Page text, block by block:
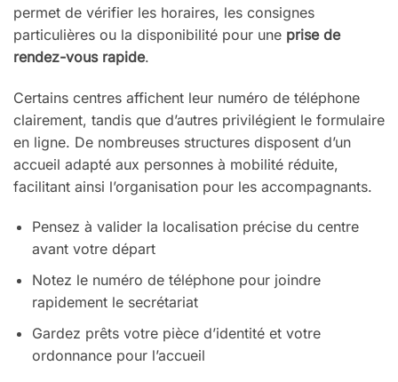
permet de vérifier les horaires, les consignes
particulières ou la disponibilité pour une prise de
rendez-vous rapide.
Certains centres affichent leur numéro de téléphone
clairement, tandis que d’autres privilégient le formulaire
en ligne. De nombreuses structures disposent d’un
accueil adapté aux personnes à mobilité réduite,
facilitant ainsi l’organisation pour les accompagnants.
Pensez à valider la localisation précise du centre
avant votre départ
Notez le numéro de téléphone pour joindre
rapidement le secrétariat
Gardez prêts votre pièce d’identité et votre
ordonnance pour l’accueil